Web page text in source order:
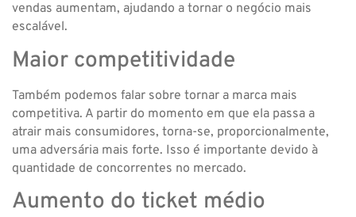
vendas aumentam, ajudando a tornar o negócio mais
escalável.
Maior competitividade
Também podemos falar sobre tornar a marca mais
competitiva. A partir do momento em que ela passa a
atrair mais consumidores, torna-se, proporcionalmente,
uma adversária mais forte. Isso é importante devido à
quantidade de concorrentes no mercado.
Aumento do ticket médio